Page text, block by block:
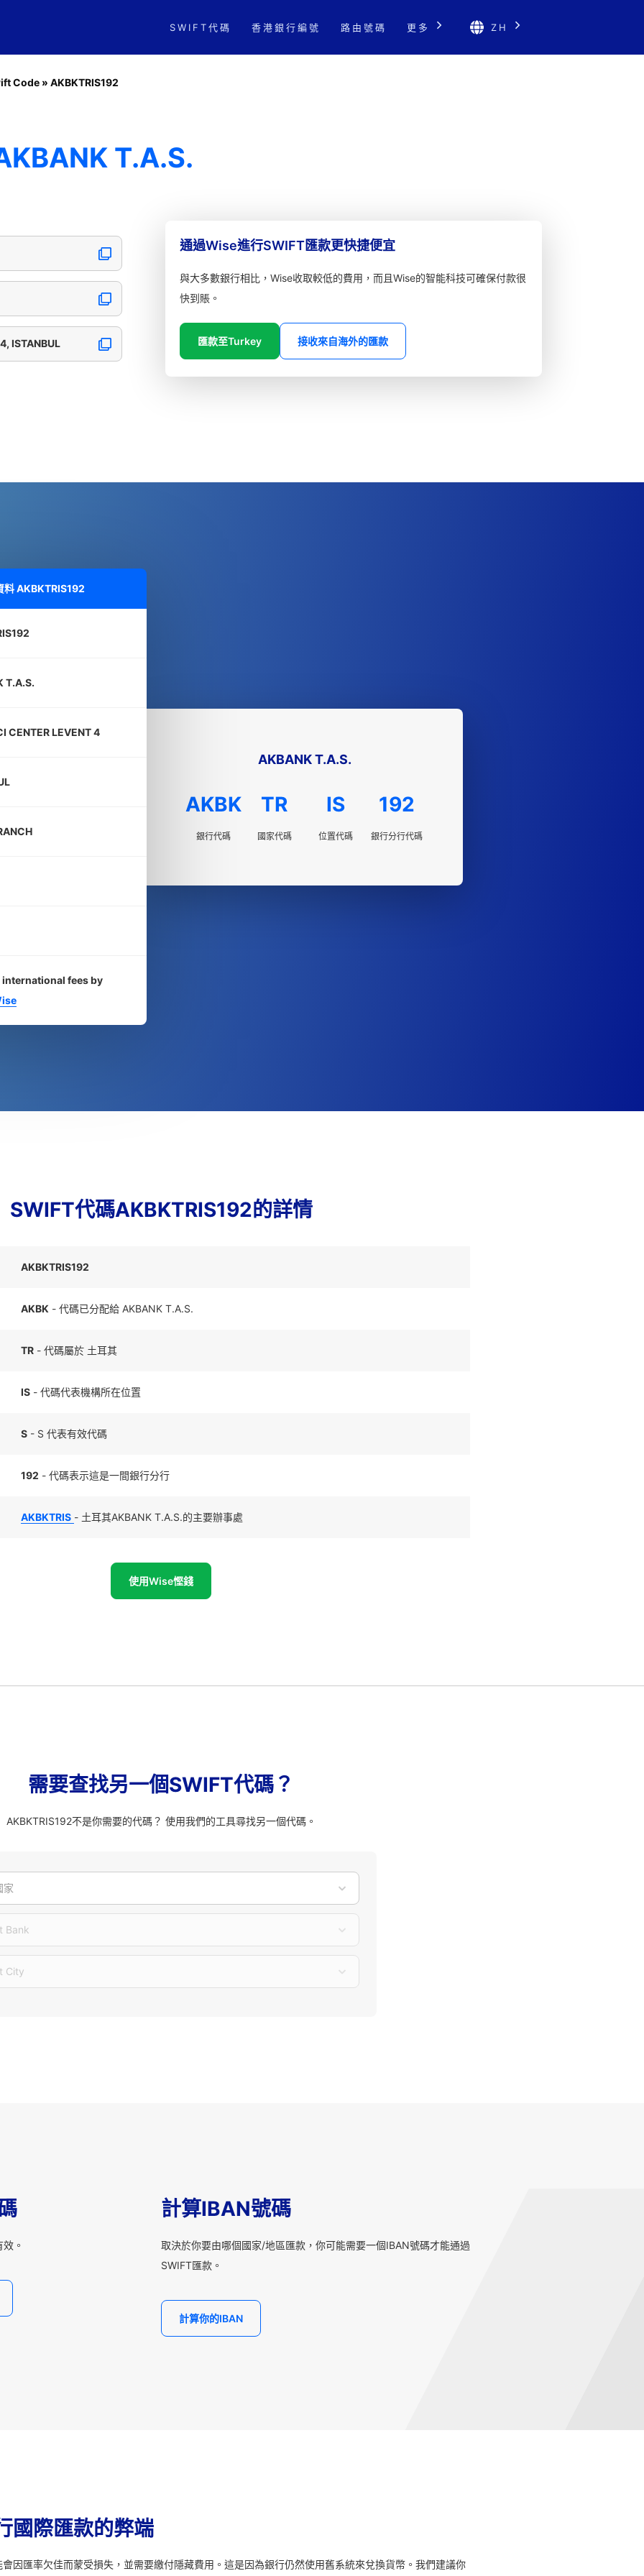
SWIFT代碼 香港銀行編號 路由號碼 更多 ZH
Code » AKBKTRIS192
T.A.S.
ISTANBUL
通過Wise進行SWIFT匯款更快捷便宜
與大多數銀行相比，Wise收取較低的費用，而且Wise的智能科技可確保付款很
快到賬。
匯款至Turkey 接收來自海外的匯款
料AKBKTRIS192
T.A.S.
CENTER LEVENT 4
international fees by
AKBANK T.A.S.
AKBK
銀行代碼
TR
國家代碼
IS
位置代碼
192
銀行分行代碼
SWIFT代碼AKBKTRIS192的詳情
AKBKTRIS192
AKBK - 代碼已分配給 AKBANK T.A.S.
TR - 代碼屬於 土耳其
IS - 代碼代表機構所在位置
S - S 代表有效代碼
192 - 代碼表示這是一間銀行分行
AKBKTRIS - 土耳其AKBANK T.A.S.的主要辦事處
使用Wise慳錢
需要查找另一個SWIFT代碼？
AKBKTRIS192不是你需要的代碼？ 使用我們的工具尋找另一個代碼。
家
Bank
City
。
計算IBAN號碼
取決於你要由哪個國家/地區匯款，你可能需要一個IBAN號碼才能通過
SWIFT匯款。
計算你的IBAN
國際匯款的弊端
因匯率欠佳而蒙受損失，並需要繳付隱藏費用。這是因為銀行仍然使用舊系統來兌換貨幣。我們建議你